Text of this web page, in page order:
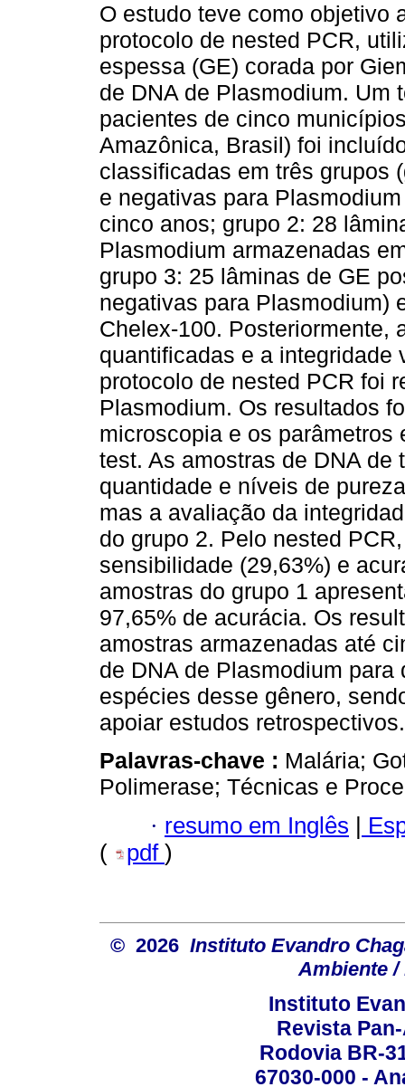
O estudo teve como objetivo
protocolo de nested PCR,
espessa (GE) corada por
de DNA de Plasmodium. Um
pacientes de cinco
Amazônica, Brasil) foi
classificadas em três grupos
e negativas para
cinco anos; grupo 2: 28
Plasmodium armazenadas
grupo 3: 25 lâminas de GE
negativas para Plasmodium)
Chelex-100. Posteriormente,
quantificadas e a integridade
protocolo de nested PCR foi
Plasmodium. Os resultados
microscopia e os
test. As amostras de DNA de
quantidade e níveis de
mas a avaliação da
do grupo 2. Pelo nested
sensibilidade (29,63%) e
amostras do grupo 1
97,65% de acurácia. Os
amostras armazenadas até
de DNA de Plasmodium
espécies desse gênero,
apoiar estudos retrospectivos.
Palavras-chave : Malária;
Polimerase; Técnicas e
· resumo em Inglês |
(
pdf )
© 2026 Instituto Evandro
Ambiente /
Instituto
Revista
Rodovia BR-
67030-000 -